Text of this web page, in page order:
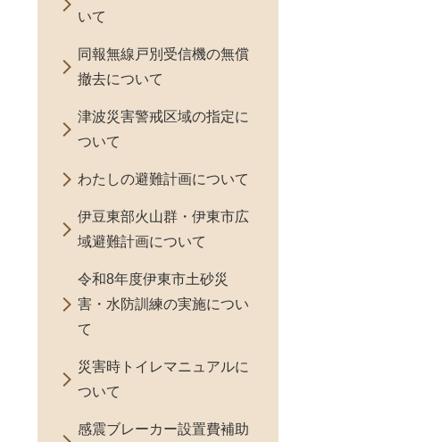
いて
同報無線戸別受信機の無償
撤去について
津波災害警戒区域の指定に
ついて
わたしの避難計画について
伊豆東部火山群・伊東市広
域避難計画について
令和8年度伊東市土砂災
害・水防訓練の実施につい
て
災害時トイレマニュアルに
ついて
感震ブレーカー設置費補助